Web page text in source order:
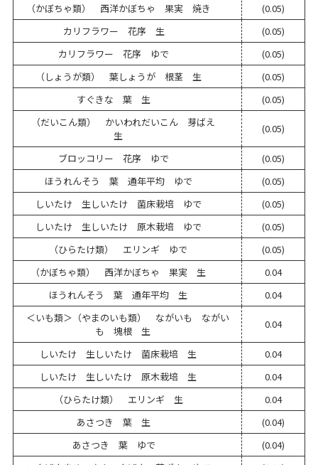
（かぼちゃ類） 西洋かぼちゃ 果実 焼き
(0.05)
カリフラワー 花序 生
(0.05)
カリフラワー 花序 ゆで
(0.05)
（しょうが類） 葉しょうが 根茎 生
(0.05)
すぐきな 葉 生
(0.05)
（だいこん類） かいわれだいこん 芽ばえ
生
(0.05)
ブロッコリー 花序 ゆで
(0.05)
ほうれんそう 葉 通年平均 ゆで
(0.05)
しいたけ 生しいたけ 菌床栽培 ゆで
(0.05)
しいたけ 生しいたけ 原木栽培 ゆで
(0.05)
（ひらたけ類） エリンギ ゆで
(0.05)
（かぼちゃ類） 西洋かぼちゃ 果実 生
0.04
ほうれんそう 葉 通年平均 生
0.04
＜いも類＞（やまのいも類） ながいも ながい
も 塊根 生
0.04
しいたけ 生しいたけ 菌床栽培 生
0.04
しいたけ 生しいたけ 原木栽培 生
0.04
（ひらたけ類） エリンギ 生
0.04
あさつき 葉 生
(0.04)
あさつき 葉 ゆで
(0.04)